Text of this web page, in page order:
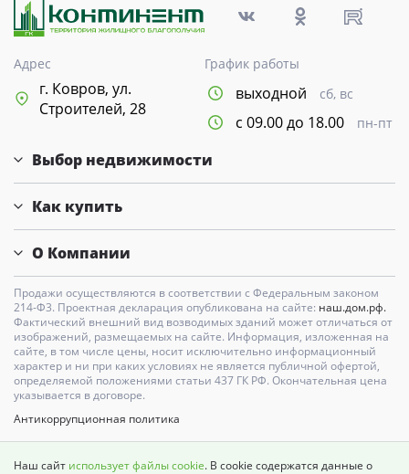
Адрес
г. Ковров, ул.
Строителей, 28
График работы
выходной сб, вс
с 09.00 до 18.00 пн-пт
Выбор недвижимости
Как купить
О Компании
Продажи осуществляются в соответствии с Федеральным законом
214-Ф3. Проектная декларация опубликована на сайте: наш.дом.рф.
Фактический внешний вид возводимых зданий может отличаться от
изображений, размещаемых на сайте. Информация, изложенная на
сайте, в том числе цены, носит исключительно информационный
характер и ни при каких условиях не является публичной офертой,
определяемой положениями статьи 437 ГК РФ. Окончательная цена
указывается в договоре.
Антикоррупционная политика
Наш сайт использует файлы cookie. В cookie содержатся данные о